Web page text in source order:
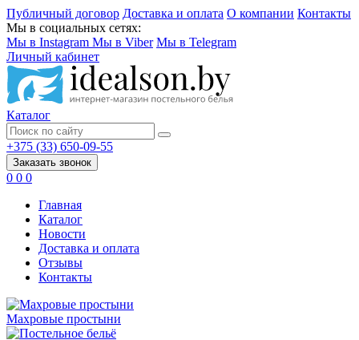
Публичный договор Доставка и оплата О компании Контакты
Мы в социальных сетях:
Мы в Instagram Мы в Viber Мы в Telegram
Личный кабинет
Каталог
+375 (33) 650-09-55
Заказать звонок
0 0 0
Главная
Каталог
Новости
Доставка и оплата
Отзывы
Контакты
Махровые простыни